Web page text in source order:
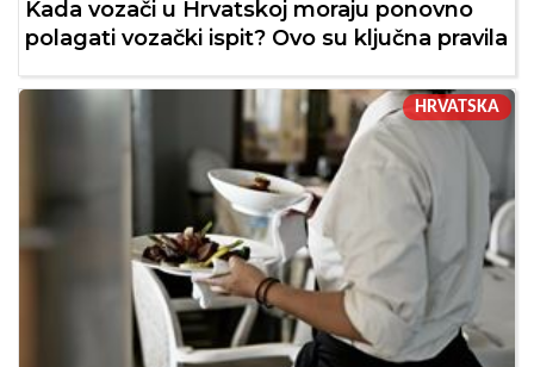
Kada vozači u Hrvatskoj moraju ponovno
polagati vozački ispit? Ovo su ključna pravila
HRVATSKA